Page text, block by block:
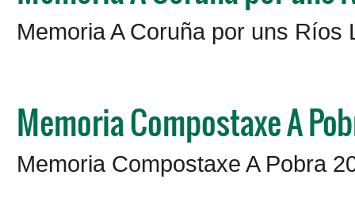
Memoria A Coruña por uns Ríos
Memoria Compostaxe A
Memoria Compostaxe A Pobra